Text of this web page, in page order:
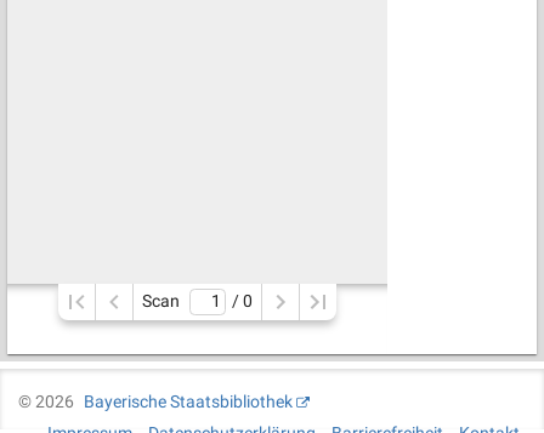
Scan / 0
©2026
Bayerische Staatsbibliothek